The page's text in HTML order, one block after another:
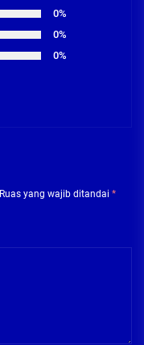
0%
0%
0%
Ruas yang wajib ditandai *